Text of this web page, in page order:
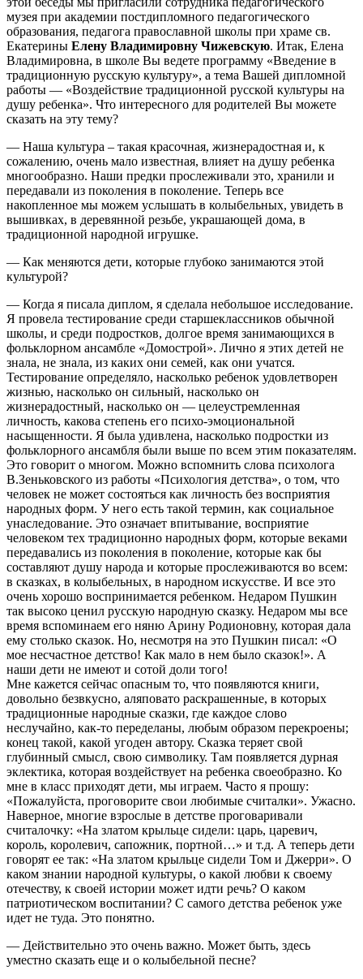
музея при академии постдипломного педагогического
образования, педагога православной школы при храме св.
Екатерины Елену Владимировну Чижевскую. Итак, Елена
Владимировна, в школе Вы ведете программу «Введение в
традиционную русскую культуру», а тема Вашей дипломной
работы — «Воздействие традиционной русской культуры на
душу ребенка». Что интересного для родителей Вы можете
сказать на эту тему?
— Наша культура – такая красочная, жизнерадостная и, к
сожалению, очень мало известная, влияет на душу ребенка
многообразно. Наши предки прослеживали это, хранили и
передавали из поколения в поколение. Теперь все
накопленное мы можем услышать в колыбельных, увидеть в
вышивках, в деревянной резьбе, украшающей дома, в
традиционной народной игрушке.
— Как меняются дети, которые глубоко занимаются этой
культурой?
— Когда я писала диплом, я сделала небольшое исследование.
Я провела тестирование среди старшеклассников обычной
школы, и среди подростков, долгое время занимающихся в
фольклорном ансамбле «Домострой». Лично я этих детей не
знала, не знала, из каких они семей, как они учатся.
Тестирование определяло, насколько ребенок удовлетворен
жизнью, насколько он сильный, насколько он
жизнерадостный, насколько он — целеустремленная
личность, какова степень его психо-эмоциональной
насыщенности. Я была удивлена, насколько подростки из
фольклорного ансамбля были выше по всем этим показателям.
Это говорит о многом. Можно вспомнить слова психолога
В.Зеньковского из работы «Психология детства», о том, что
человек не может состояться как личность без восприятия
народных форм. У него есть такой термин, как социальное
унаследование. Это означает впитывание, восприятие
человеком тех традиционно народных форм, которые веками
передавались из поколения в поколение, которые как бы
составляют душу народа и которые прослеживаются во всем:
в сказках, в колыбельных, в народном искусстве. И все это
очень хорошо воспринимается ребенком. Недаром Пушкин
так высоко ценил русскую народную сказку. Недаром мы все
время вспоминаем его няню Арину Родионовну, которая дала
ему столько сказок. Но, несмотря на это Пушкин писал: «О
мое несчастное детство! Как мало в нем было сказок!». А
наши дети не имеют и сотой доли того!
Мне кажется сейчас опасным то, что появляются книги,
довольно безвкусно, аляповато раскрашенные, в которых
традиционные народные сказки, где каждое слово
неслучайно, как-то переделаны, любым образом перекроены;
конец такой, какой угоден автору. Сказка теряет свой
глубинный смысл, свою символику. Там появляется дурная
эклектика, которая воздействует на ребенка своеобразно. Ко
мне в класс приходят дети, мы играем. Часто я прошу:
«Пожалуйста, проговорите свои любимые считалки». Ужасно.
Наверное, многие взрослые в детстве проговаривали
считалочку: «На златом крыльце сидели: царь, царевич,
король, королевич, сапожник, портной…» и т.д. А теперь дети
говорят ее так: «На златом крыльце сидели Том и Джерри». О
каком знании народной культуры, о какой любви к своему
отечеству, к своей истории может идти речь? О каком
патриотическом воспитании? С самого детства ребенок уже
идет не туда. Это понятно.
— Действительно это очень важно. Может быть, здесь
уместно сказать еще и о колыбельной песне?